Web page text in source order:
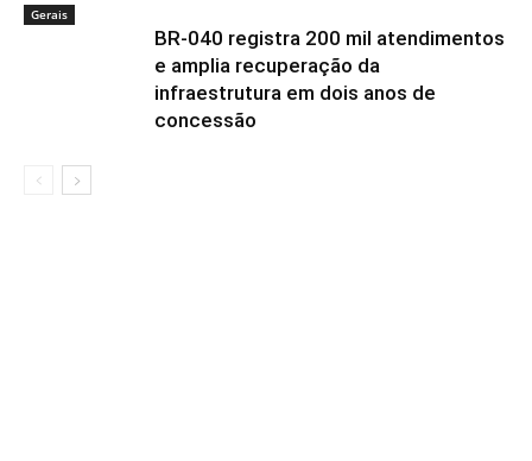
Gerais
BR-040 registra 200 mil atendimentos
e amplia recuperação da
infraestrutura em dois anos de
concessão